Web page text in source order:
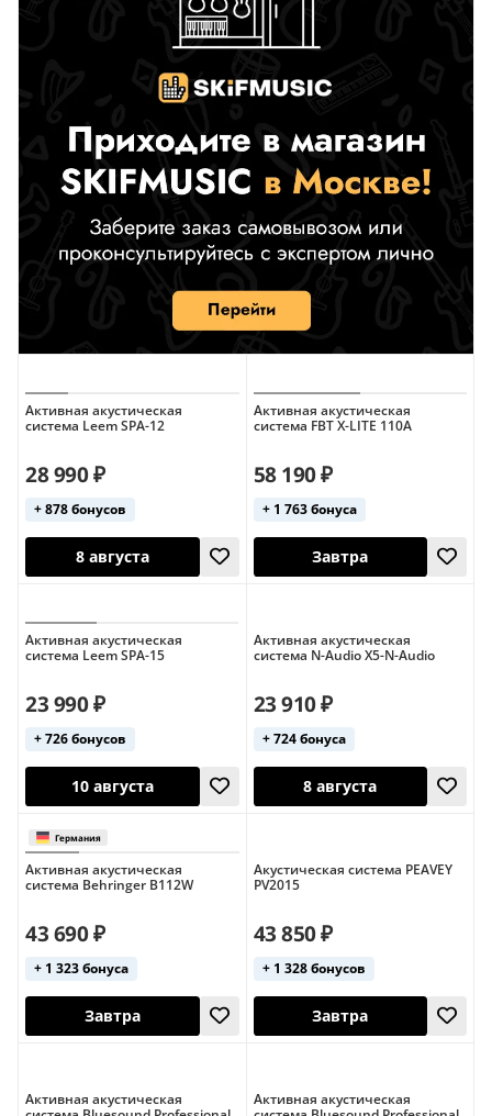
Активная акустическая
система Leem SPA-12
28 990 ₽
+ 878 бонусов
8 августа
Активная акустическая
система FBT X-LITE 110A
58 190 ₽
+ 1 763 бонуса
Завтра
Активная акустическая
система Leem SPA-15
23 990 ₽
+ 726 бонусов
10 августа
Активная акустическая
система N-Audio X5-N-Audio
23 910 ₽
+ 724 бонуса
8 августа
Активная акустическая
система Behringer B112W
43 690 ₽
+ 1 323 бонуса
Акустическая система PEAVEY
PV2015
43 850 ₽
+ 1 328 бонусов
Активная акустическая
Активная акустическая